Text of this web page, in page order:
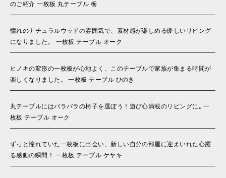
のご紹介 一枚板 丸テーブル 栃
憧れのナチュラルウッドの雰囲気で、素材感が楽しめる優しいリビング
になりました。 一枚板 テーブル オーク
ヒノキの変形の一枚板が心地よく、このテーブルで家族が集まる時間が
楽しくなりました。 一枚板 テーブル ひのき
丸テーブルにはバラバラの椅子を選ぼう！遊び心満載のリビングに｡ 一
枚板 テーブル オーク
ずっと憧れていた一枚板に出会い、新しい自分の部屋に迎えいれた心躍
る感動の瞬間！ 一枚板 テーブル ケヤキ